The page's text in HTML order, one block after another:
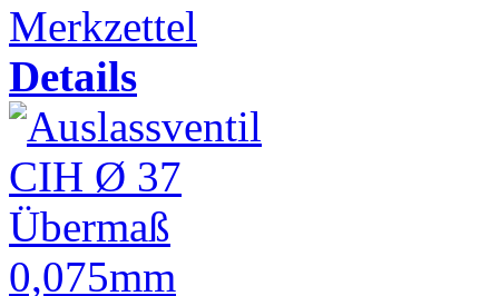
Merkzettel
Details